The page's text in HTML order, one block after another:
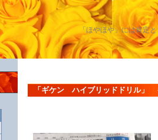
「ほやほや」には肯定
「ギケン ハイブリッドドリル」